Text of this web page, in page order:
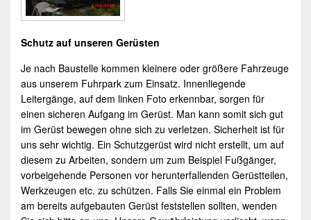
Schutz auf unseren Gerüsten
Je nach Baustelle kommen kleinere oder größere Fahrzeuge
aus unserem Fuhrpark zum Einsatz. Innenliegende
Leitergänge, auf dem linken Foto erkennbar, sorgen für
einen sicheren Aufgang im Gerüst. Man kann somit sich gut
im Gerüst bewegen ohne sich zu verletzen. Sicherheit ist für
uns sehr wichtig. Ein Schutzgerüst wird nicht erstellt, um auf
diesem zu Arbeiten, sondern um zum Beispiel Fußgänger,
vorbeigehende Personen vor herunterfallenden Gerüstteilen,
Werkzeugen etc. zu schützen. Falls Sie einmal ein Problem
am bereits aufgebauten Gerüst feststellen sollten, wenden